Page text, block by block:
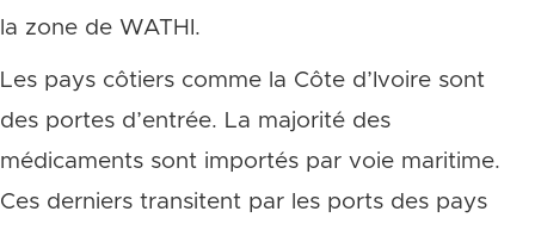
la zone de WATHI.
Les pays côtiers comme la Côte d’Ivoire sont
des portes d’entrée. La majorité des
médicaments sont importés par voie maritime.
Ces derniers transitent par les ports des pays